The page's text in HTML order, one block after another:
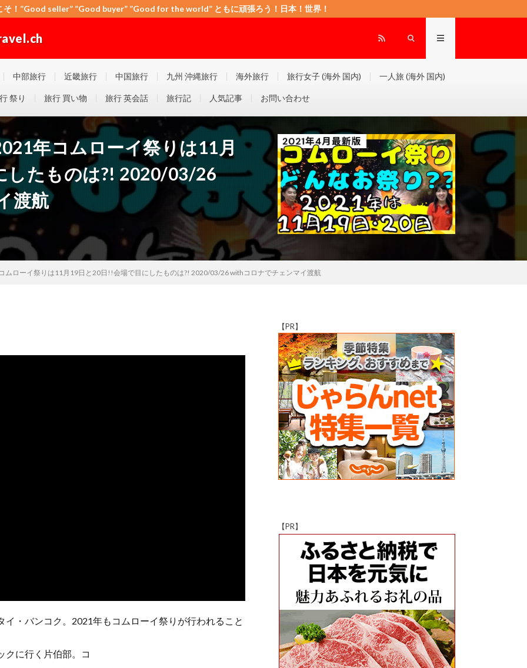
！”Good seller” ”Good buyer” ”Good for the world” ともに頑張ろう！日本！世界！
中部旅行 近畿旅行 中国旅行 九州 沖縄旅行 海外旅行 旅行女子 (海外 国内) 一人旅 (海外 国内)
祭り 旅行 買い物 旅行 英会話 旅行記 人気記事 お問い合わせ
年コムローイ祭りは11月
したものは?! 2020/03/26
渡航
ムローイ祭りは11月19日と20日!!会場で目にしたものは?! 2020/03/26 withコロナでチェンマイ渡航
・バンコク。2021年もコムローイ祭りが行われること
クに行く片伯部。コ
【PR】
【PR】